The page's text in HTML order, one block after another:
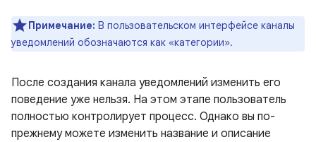
Примечание: В пользовательском интерфейсе каналы
уведомлений обозначаются как «категории».
После создания канала уведомлений изменить его
поведение уже нельзя. На этом этапе пользователь
полностью контролирует процесс. Однако вы по-
прежнему можете изменить название и описание